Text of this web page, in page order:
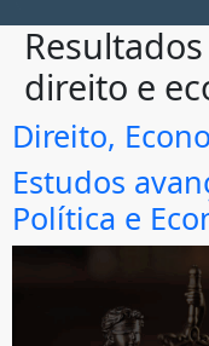
direito e
Direito,
Estudos
Política e